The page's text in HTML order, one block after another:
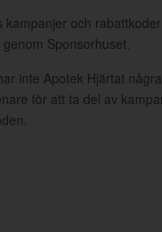
kampanjer och
genom Sponsorhuset.
inte Apotek Hjärtat
för att ta del av